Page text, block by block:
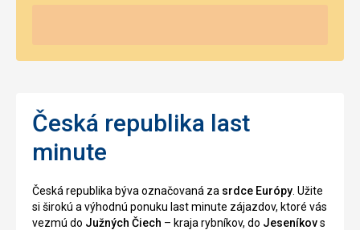
Česká republika last
minute
Česká republika býva označovaná za srdce Európy . Užite
si širokú a výhodnú ponuku last minute zájazdov, ktoré vás
vezmú do Južných Čiech – kraja rybníkov, do Jeseníkovs